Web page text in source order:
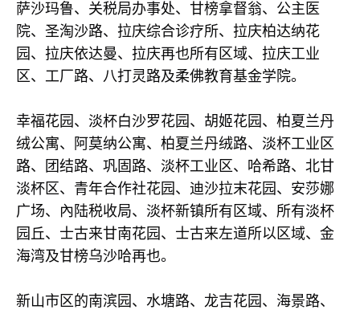
萨沙玛鲁、关税局办事处、甘榜拿督翁、公主医
院、圣淘沙路、拉庆综合诊疗所、拉庆柏达纳花
园、拉庆依达曼、拉庆再也所有区域、拉庆工业
区、工厂路、八打灵路及柔佛教育基金学院。
幸福花园、淡杯白沙罗花园、胡姬花园、柏夏兰丹
绒公寓、阿莫纳公寓、柏夏兰丹绒路、淡杯工业区
路、团结路、巩固路、淡杯工业区、哈希路、北甘
淡杯区、青年合作社花园、迪沙拉末花园、安莎娜
广场、內陆税收局、淡杯新镇所有区域、所有淡杯
园丘、士古来甘南花园、士古来左道所以区域、金
海湾及甘榜乌沙哈再也。
新山市区的南滨园、水塘路、龙吉花园、海景路、